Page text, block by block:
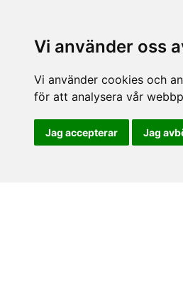
Vi använder oss
Vi använder cookies och
för att analysera vår
Jag accepterar Jag